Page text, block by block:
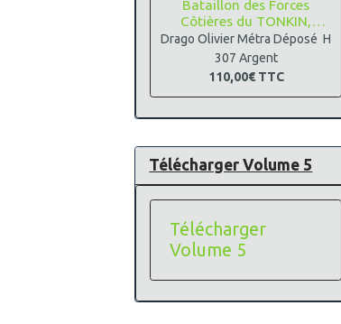
Bataillon des Forces
Côtières du TONKIN,
Argent
Drago Olivier Métra Déposé H
307 Argent
110,00€ TTC
Télécharger Volume 5
Télécharger
Volume 5